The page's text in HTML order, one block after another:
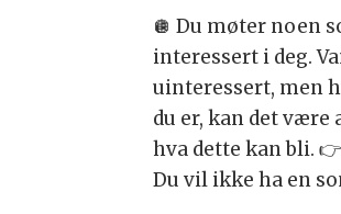
🪩 Du møter noen
interessert i deg.
uinteressert, men
du er, kan det være
hva dette kan bli.
Du vil ikke ha en